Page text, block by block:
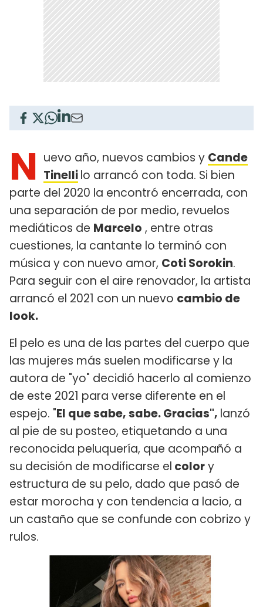
N uevo año, nuevos cambios y Cande
Tinellilo arrancó con toda. Si bien
parte del 2020 la encontró encerrada, con
una separación de por medio, revuelos
mediáticos de Marcelo , entre otras
cuestiones, la cantante lo terminó con
música y con nuevo amor, Coti Sorokin.
Para seguir con el aire renovador, la artista
arrancó el 2021 con un nuevo cambio de
look.
El pelo es una de las partes del cuerpo que
las mujeres más suelen modificarse y la
autora de "yo" decidió hacerlo al comienzo
de este 2021 para verse diferente en el
espejo. "El que sabe, sabe. Gracias", lanzó
al pie de su posteo, etiquetando a una
reconocida peluquería, que acompañó a
su decisión de modificarse el colory
estructura de su pelo, dado que pasó de
estar morocha y con tendencia a lacio, a
un castaño que se confunde con cobrizo y
rulos.